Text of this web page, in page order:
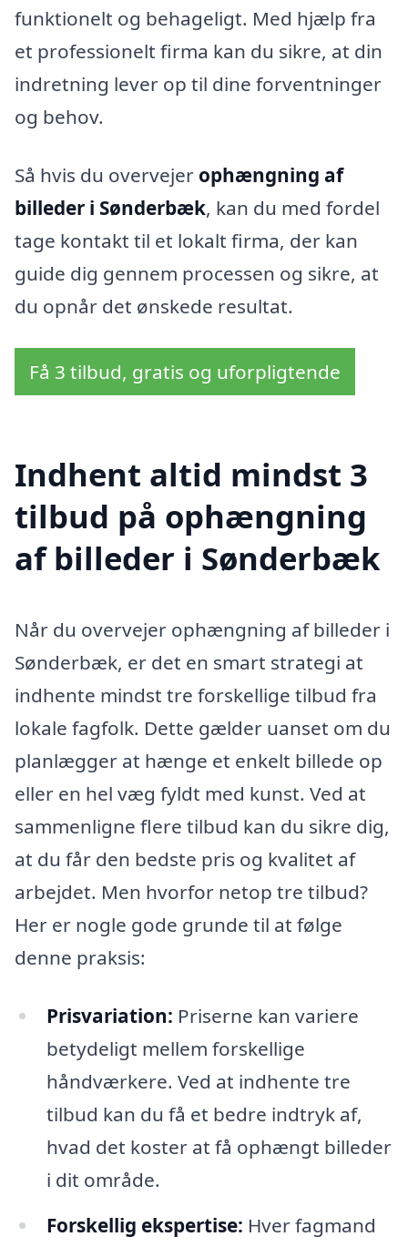
funktionelt og behageligt. Med hjælp fra
et professionelt firma kan du sikre, at din
indretning lever op til dine forventninger
og behov.
Så hvis du overvejer ophængning af
billeder i Sønderbæk, kan du med fordel
tage kontakt til et lokalt firma, der kan
guide dig gennem processen og sikre, at
du opnår det ønskede resultat.
Få 3 tilbud, gratis og uforpligtende
Indhent altid mindst 3
tilbud på ophængning
af billeder i Sønderbæk
Når du overvejer ophængning af billeder i
Sønderbæk, er det en smart strategi at
indhente mindst tre forskellige tilbud fra
lokale fagfolk. Dette gælder uanset om du
planlægger at hænge et enkelt billede op
eller en hel væg fyldt med kunst. Ved at
sammenligne flere tilbud kan du sikre dig,
at du får den bedste pris og kvalitet af
arbejdet. Men hvorfor netop tre tilbud?
Her er nogle gode grunde til at følge
denne praksis:
Prisvariation: Priserne kan variere
betydeligt mellem forskellige
håndværkere. Ved at indhente tre
tilbud kan du få et bedre indtryk af,
hvad det koster at få ophængt billeder
i dit område.
Forskellig ekspertise: Hver fagmand